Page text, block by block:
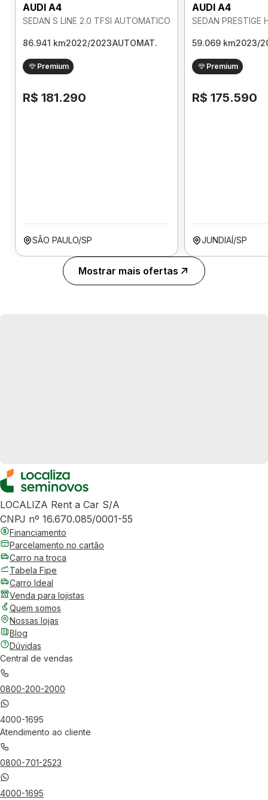
AUDI A4
SEDAN S LINE 2.0 TFSI AUTOMATICO
86.941 km2022/2023AUTOMAT.
Premium
R$ 181.290
SÃO PAULO/SP
AUDI A4
59.069 km2023/
Premium
R$ 175.590
JUNDIAÍ/SP
Mostrar mais ofertas
LOCALIZA Rent a Car S/A
CNPJ nº 16.670.085/0001-55
Financiamento
Parcelamento no cartão
Carro na troca
Tabela Fipe
Carro Ideal
Venda para lojistas
Quem somos
Nossas lojas
Blog
Dúvidas
Central de vendas
0800-200-2000
4000-1695
Atendimento ao cliente
0800-701-2523
4000-1695